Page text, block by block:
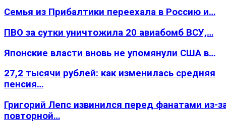
Семья из Прибалтики переехала в Россию и…
ПВО за сутки уничтожила 20 авиабомб ВСУ,…
Японские власти вновь не упомянули США в…
27,2 тысячи рублей: как изменилась средняя
пенсия…
Григорий Лепс извинился перед фанатами из-
повторной…